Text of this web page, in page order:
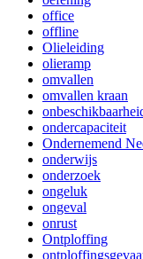
office
offline
Olieleiding
olieramp
omvallen
omvallen kraan
ondercapaciteit
Ondernemend
onderwijs
onderzoek
ongeluk
ongeval
onrust
Ontploffing